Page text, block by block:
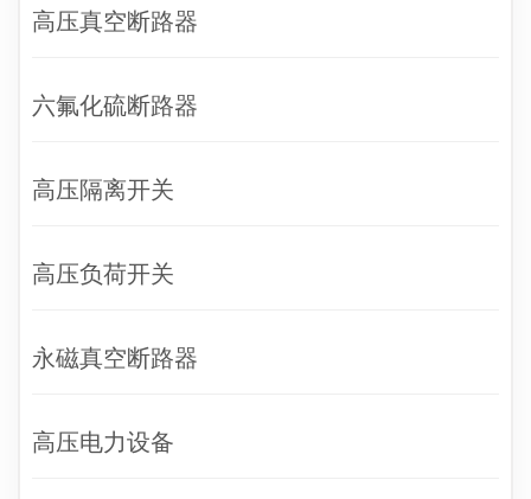
高压真空断路器
六氟化硫断路器
高压隔离开关
高压负荷开关
永磁真空断路器
高压电力设备